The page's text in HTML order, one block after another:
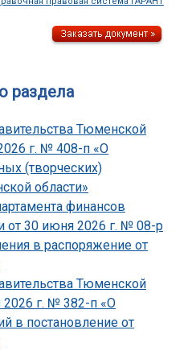
раздела
Тюменской
г. № 408-п «О
(творческих)
области»
финансов
от 30 июня 2026 г. № 08-р
в распоряжение от
Тюменской
2026 г. № 382-п «О
в постановление от